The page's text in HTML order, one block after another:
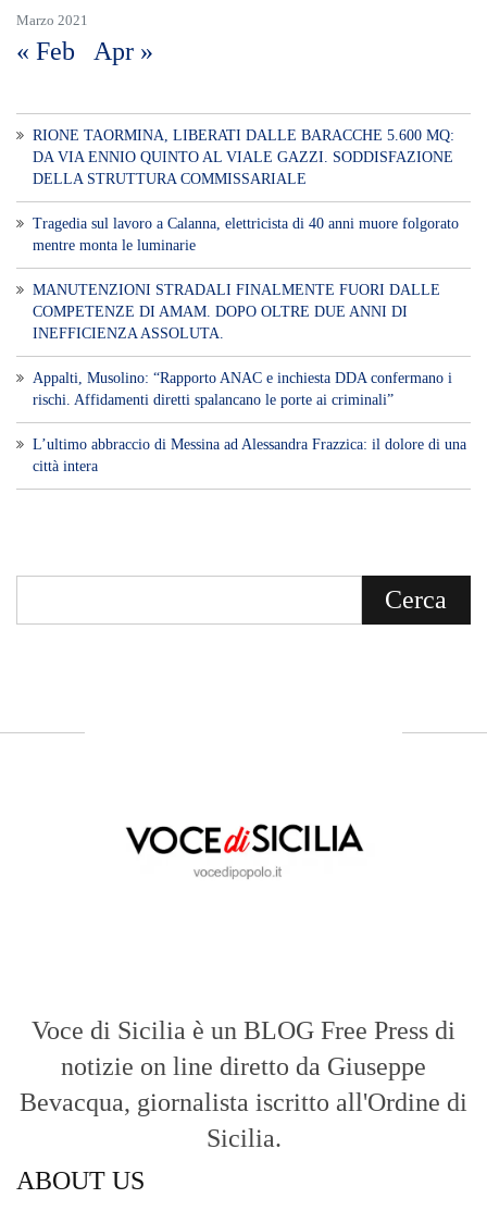
Marzo 2021
« Feb Apr »
RIONE TAORMINA, LIBERATI DALLE BARACCHE 5.600 MQ:
DA VIA ENNIO QUINTO AL VIALE GAZZI. SODDISFAZIONE
DELLA STRUTTURA COMMISSARIALE
Tragedia sul lavoro a Calanna, elettricista di 40 anni muore folgorato
mentre monta le luminarie
MANUTENZIONI STRADALI FINALMENTE FUORI DALLE
COMPETENZE DI AMAM. DOPO OLTRE DUE ANNI DI
INEFFICIENZA ASSOLUTA.
​Appalti, Musolino: “Rapporto ANAC e inchiesta DDA confermano i
rischi. Affidamenti diretti spalancano le porte ai criminali”
L’ultimo abbraccio di Messina ad Alessandra Frazzica: il dolore di una
città intera
Voce di Sicilia è un BLOG Free Press di
notizie on line diretto da Giuseppe
Bevacqua, giornalista iscritto all'Ordine di
Sicilia.
ABOUT US